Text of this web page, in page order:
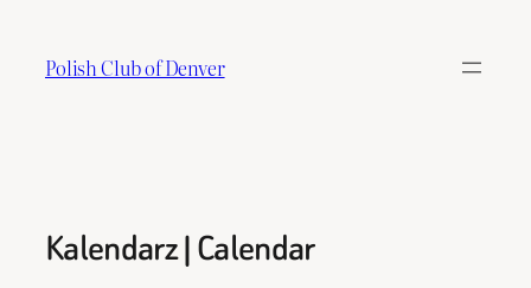
content
Polish Club of Denver
Kalendarz | Calendar